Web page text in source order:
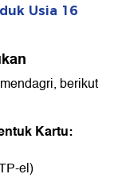
Usia 16
berikut
Kartu:
el)